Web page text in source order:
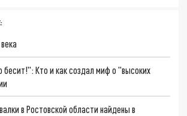
бесит!": Кто и как создал миф о "высоких
в Ростовской области найдены в